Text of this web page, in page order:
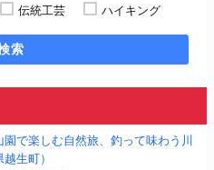
伝統工芸 ハイキング
索
で楽しむ自然旅、釣って味わう川
生町）